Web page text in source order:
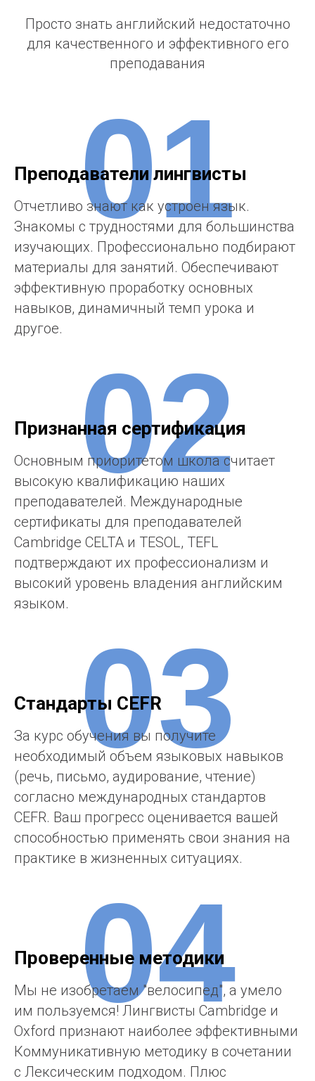
Просто знать английский недостаточно
для качественного и эффективного его
преподавания
Преподаватели лингвисты
Отчетливо знают как устроен язык.
Знакомы с трудностями для большинства
изучающих. Профессионально подбирают
материалы для занятий. Обеспечивают
эффективную проработку основных
навыков, динамичный темп урока и
другое.
01
Признанная сертификация
Основным приоритетом школа считает
высокую квалификацию наших
преподавателей. Международные
сертификаты для преподавателей
Cambridge CELTA и TESOL, TEFL
подтверждают их профессионализм и
высокий уровень владения английским
языком.
02
Стандарты CEFR
За курс обучения вы получите
необходимый объем языковых навыков
(речь, письмо, аудирование, чтение)
согласно международных стандартов
CEFR. Ваш прогресс оценивается вашей
способностью применять свои знания на
практике в жизненных ситуациях.
03
Проверенные методики
Мы не изобретаем "велосипед", а умело
им пользуемся! Лингвисты Cambridge и
Oxford признают наиболее эффективными
Коммуникативную методику в сочетании
с Лексическим подходом. Плюс
04